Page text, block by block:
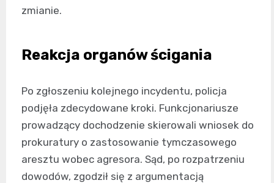
zmianie.
Reakcja organów ścigania
Po zgłoszeniu kolejnego incydentu, policja
podjęła zdecydowane kroki. Funkcjonariusze
prowadzący dochodzenie skierowali wniosek do
prokuratury o zastosowanie tymczasowego
aresztu wobec agresora. Sąd, po rozpatrzeniu
dowodów, zgodził się z argumentacją